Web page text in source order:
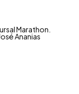
Marathon.
Ananias